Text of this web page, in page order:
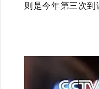
则是今年第三次